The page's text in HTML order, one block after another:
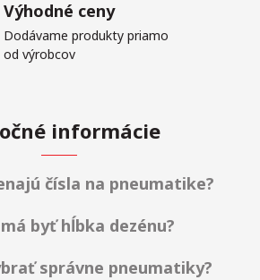
Výhodné ceny
Dodávame produkty priamo
od výrobcov
informácie
čísla na pneumatike?
byť hĺbka dezénu?
správne pneumatiky?